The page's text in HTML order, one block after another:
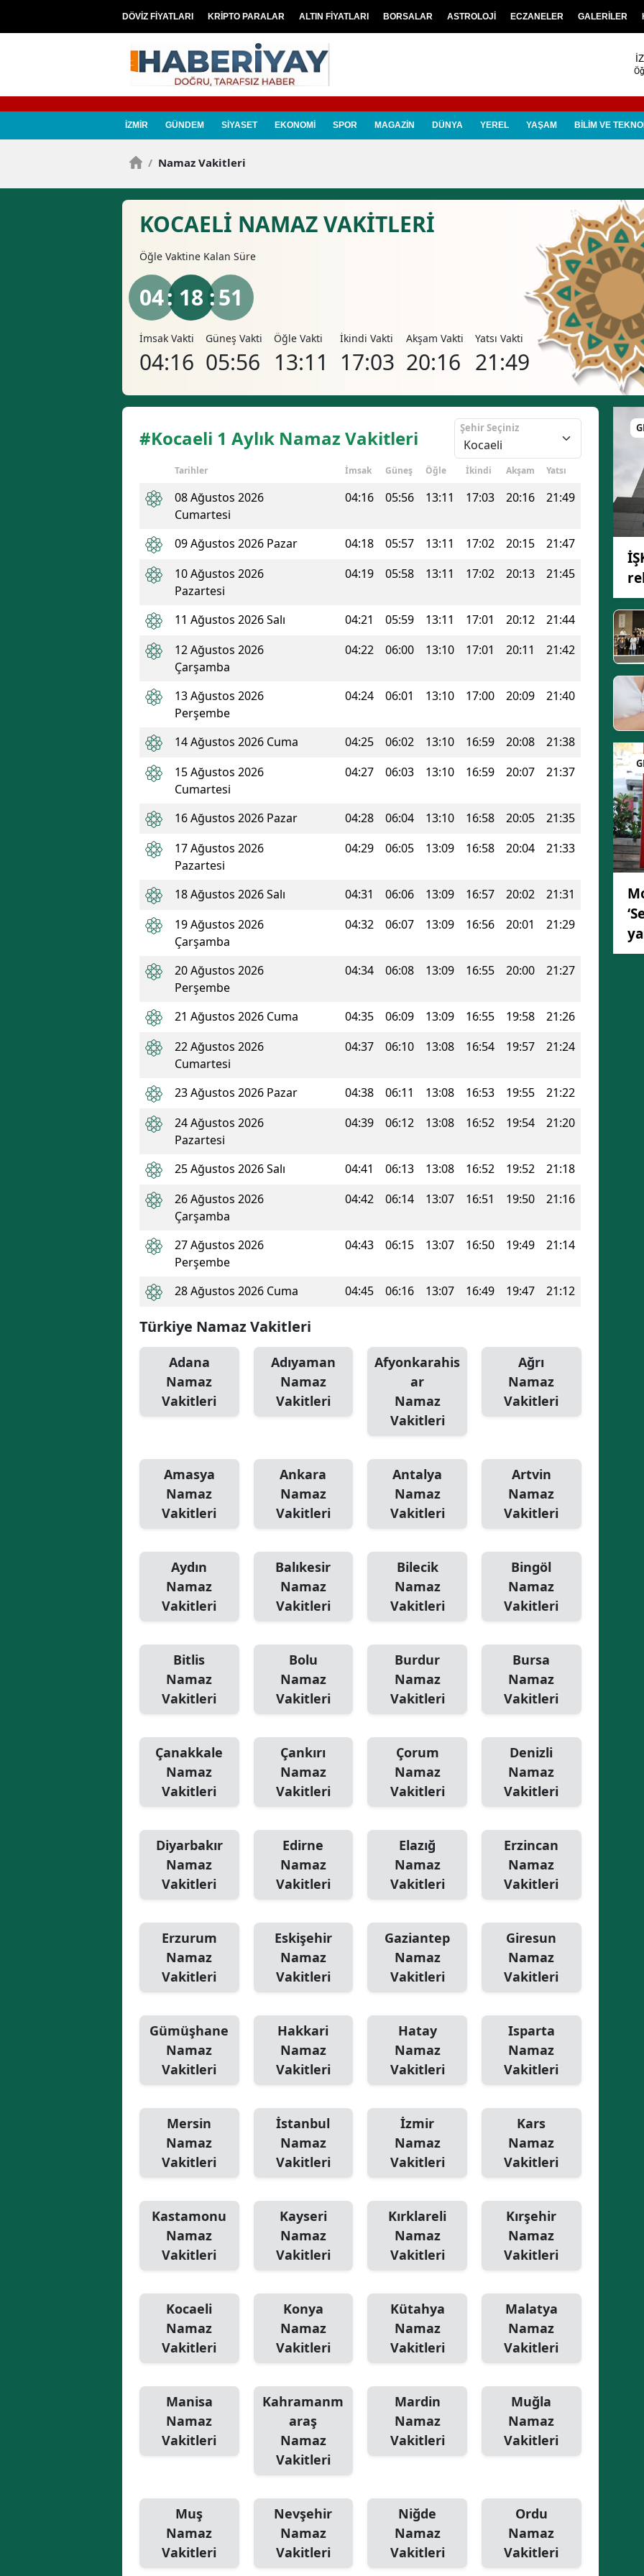
DÖVİZ FİYATLARI KRİPTO PARALAR ALTIN FİYATLARI BORSALAR ASTROLOJİ ECZANELER GALERİLER
İZMİR GÜNDEM SİYASET EKONOMİ SPOR MAGAZİN DÜNYA YEREL YAŞAM BİLİM VE
/ Namaz Vakitleri
KOCAELI NAMAZ VAKİTLERİ
Öğle Vaktine Kalan Süre
04: 18 :50
İmsak Vakti
04:16
Güneş Vakti
05:56
Öğle Vakti
13:11
İkindi Vakti
17:03
Akşam Vakti
20:16
Yatsı Vakti
21:49
#Kocaeli 1 Aylık Namaz Vakitleri Şehir Seçiniz
Tarihler İmsak Güneş Öğle İkindi Akşam Yatsı
08 Ağustos 2026
Cumartesi
04:16 05:56 13:11 17:03 20:16 21:49
09 Ağustos 2026 Pazar 04:18 05:57 13:11 17:02 20:15
21:47
10 Ağustos 2026
Pazartesi
04:19 05:58 13:11 17:02 20:13 21:45
11 Ağustos 2026 Salı 04:21 05:59 13:11 17:01 20:12
21:44
12 Ağustos 2026
Çarşamba
04:22 06:00 13:10 17:01 20:11 21:42
13 Ağustos 2026
Perşembe
04:24 06:01 13:10 17:00 20:09 21:40
14 Ağustos 2026 Cuma 04:25 06:02 13:10 16:59 20:08
21:38
15 Ağustos 2026
Cumartesi
04:27 06:03 13:10 16:59 20:07 21:37
16 Ağustos 2026 Pazar 04:28 06:04 13:10 16:58 20:05
21:35
17 Ağustos 2026
Pazartesi
04:29 06:05 13:09 16:58 20:04 21:33
18 Ağustos 2026 Salı 04:31 06:06 13:09 16:57 20:02
21:31
19 Ağustos 2026
Çarşamba
04:32 06:07 13:09 16:56 20:01 21:29
20 Ağustos 2026
Perşembe
04:34 06:08 13:09 16:55 20:00 21:27
21 Ağustos 2026 Cuma 04:35 06:09 13:09 16:55 19:58
21:26
22 Ağustos 2026
Cumartesi
04:37 06:10 13:08 16:54 19:57 21:24
23 Ağustos 2026 Pazar 04:38 06:11 13:08 16:53 19:55
21:22
24 Ağustos 2026
Pazartesi
04:39 06:12 13:08 16:52 19:54 21:20
25 Ağustos 2026 Salı 04:41 06:13 13:08 16:52 19:52
21:18
26 Ağustos 2026
Çarşamba
04:42 06:14 13:07 16:51 19:50 21:16
27 Ağustos 2026
Perşembe
04:43 06:15 13:07 16:50 19:49 21:14
28 Ağustos 2026 Cuma 04:45 06:16 13:07 16:49 19:47 21:12
Türkiye Namaz Vakitleri
Adana
Namaz
Vakitleri
Adıyaman
Namaz
Vakitleri
Afyonkarahis
ar
Namaz
Vakitleri
Ağrı
Namaz
Vakitleri
Amasya
Namaz
Vakitleri
Ankara
Namaz
Vakitleri
Antalya
Namaz
Vakitleri
Artvin
Namaz
Vakitleri
Aydın
Namaz
Vakitleri
Balıkesir
Namaz
Vakitleri
Bilecik
Namaz
Vakitleri
Bingöl
Namaz
Vakitleri
Bitlis
Namaz
Vakitleri
Bolu
Namaz
Vakitleri
Burdur
Namaz
Vakitleri
Bursa
Namaz
Vakitleri
Çanakkale
Namaz
Vakitleri
Çankırı
Namaz
Vakitleri
Çorum
Namaz
Vakitleri
Denizli
Namaz
Vakitleri
Diyarbakır
Namaz
Vakitleri
Edirne
Namaz
Vakitleri
Elazığ
Namaz
Vakitleri
Erzincan
Namaz
Vakitleri
Erzurum
Namaz
Vakitleri
Eskişehir
Namaz
Vakitleri
Gaziantep
Namaz
Vakitleri
Giresun
Namaz
Vakitleri
Gümüşhane
Namaz
Vakitleri
Hakkari
Namaz
Vakitleri
Hatay
Namaz
Vakitleri
Isparta
Namaz
Vakitleri
Mersin
Namaz
Vakitleri
İstanbul
Namaz
Vakitleri
İzmir
Namaz
Vakitleri
Kars
Namaz
Vakitleri
Kastamonu
Namaz
Vakitleri
Kayseri
Namaz
Vakitleri
Kırklareli
Namaz
Vakitleri
Kırşehir
Namaz
Vakitleri
Kocaeli
Namaz
Vakitleri
Konya
Namaz
Vakitleri
Kütahya
Namaz
Vakitleri
Malatya
Namaz
Vakitleri
Manisa
Namaz
Vakitleri
Kahramanm
araş
Namaz
Vakitleri
Mardin
Namaz
Vakitleri
Muğla
Namaz
Vakitleri
Muş
Namaz
Vakitleri
Nevşehir
Namaz
Vakitleri
Niğde
Namaz
Vakitleri
Ordu
Namaz
Vakitleri